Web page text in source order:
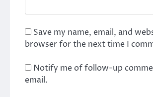
Save my name, email, and
browser for the next time I
Notify me of follow-up
email.